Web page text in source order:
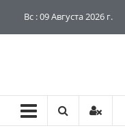
Вс : 09 Августа 2026 г.